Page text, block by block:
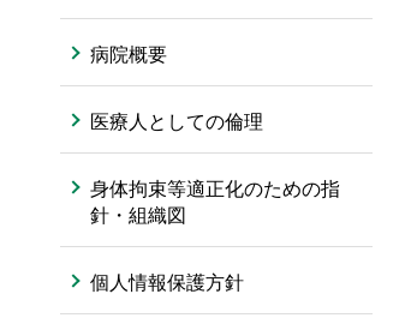
病院概要
医療人としての倫理
身体拘束等適正化のための指
針・組織図
個人情報保護方針